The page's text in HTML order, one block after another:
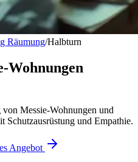
Räumung/Halbturn
Wohnungen
Messie-Wohnungen und
Schutzausrüstung und Empathie.
Angebot